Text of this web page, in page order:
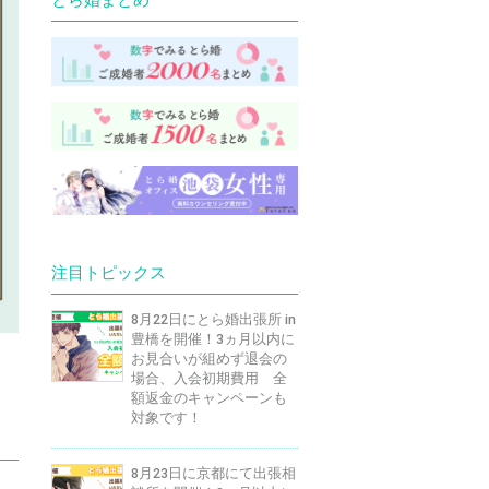
注目トピックス
8月22日にとら婚出張所 in
豊橋を開催！3ヵ月以内に
お見合いが組めず退会の
場合、入会初期費用 全
額返金のキャンペーンも
対象です！
8月23日に京都にて出張相